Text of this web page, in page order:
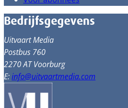
Bedrijfsgegevens
Uitvaart Media
Postbus 760
2270 AT Voorburg
E:info@uitvaartmedia.com